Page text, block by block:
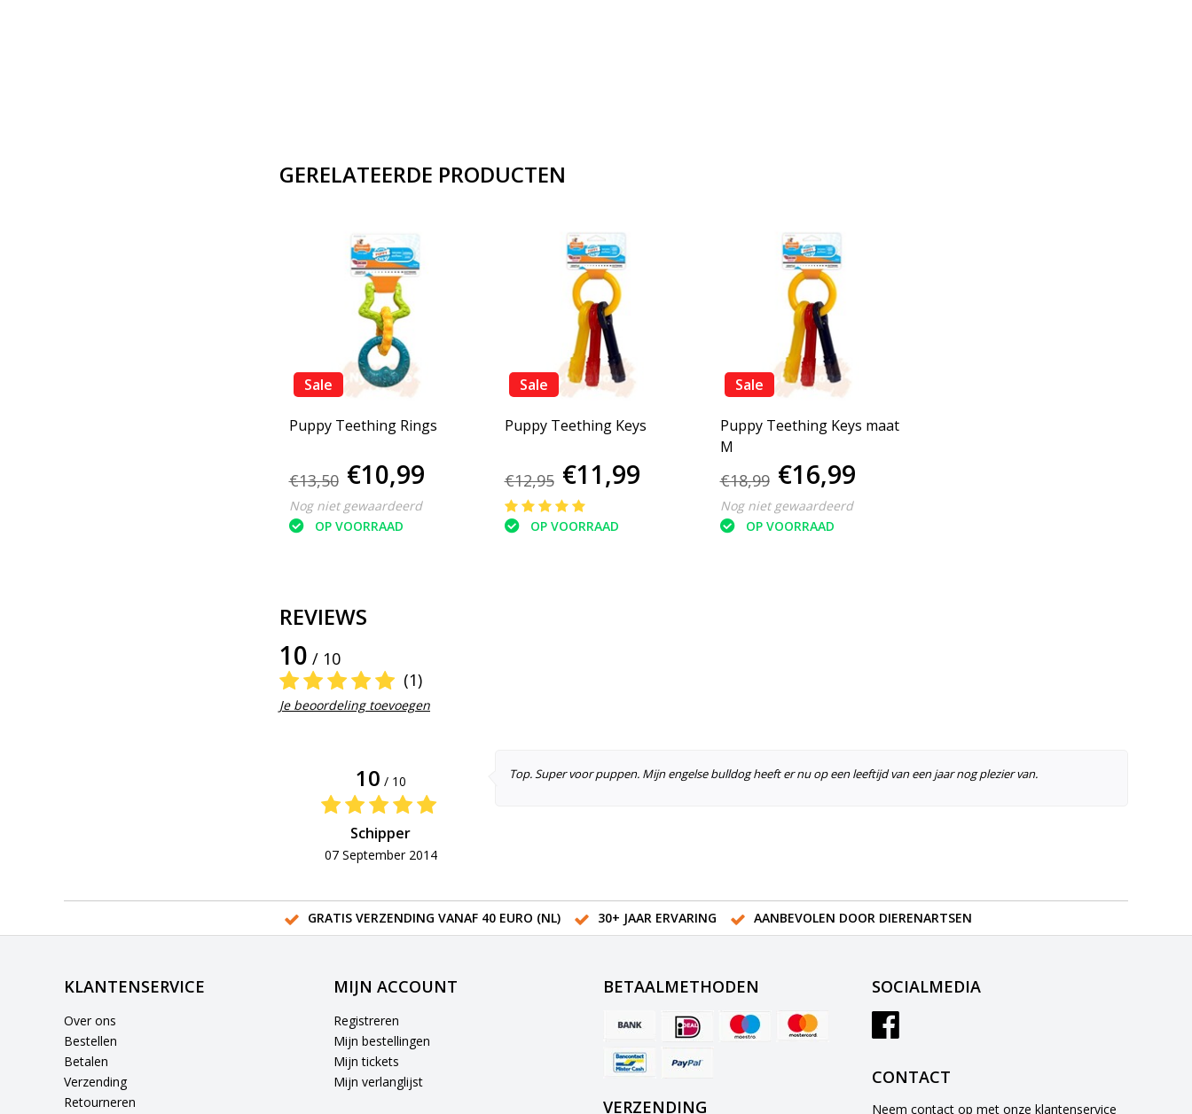
GERELATEERDE PRODUCTEN
Sale
Puppy Teething Rings
€13,50 €10,99
Nog niet gewaardeerd
OP VOORRAAD
Sale
Puppy Teething Keys
€12,95 €11,99
OP VOORRAAD
Sale
Puppy Teething Keys maat
M
€18,99 €16,99
Nog niet gewaardeerd
OP VOORRAAD
REVIEWS
10 / 10
(1)
Je beoordeling toevoegen
10 / 10
Schipper
07 September 2014
Top. Super voor puppen. Mijn engelse bulldog heeft er nu op een leeftijd van een jaar nog plezier van.
GRATIS VERZENDING VANAF 40 EURO (NL) 30+ JAAR ERVARING AANBEVOLEN DOOR DIERENARTSEN
KLANTENSERVICE
Over ons
Bestellen
Betalen
Verzending
Retourneren
MIJN ACCOUNT
Registreren
Mijn bestellingen
Mijn tickets
Mijn verlanglijst
BETAALMETHODEN
VERZENDING
SOCIALMEDIA
CONTACT
Neem contact op met onze klantenservice